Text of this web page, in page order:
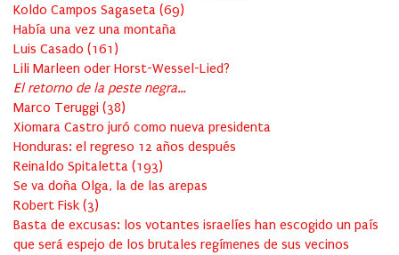
Koldo Campos Sagaseta (69)
Había una vez una montaña
Luis Casado (161 )
Lili Marleen oder Horst-Wessel-Lied?
El retorno de la peste negra…
Marco Teruggi (38)
Xiomara Castro juró como nueva presidenta
Honduras: el regreso 12 años después
Reinaldo Spitaletta (193)
Se va doña Olga, la de las arepas
Robert Fisk (3)
Basta de excusas: los votantes israelíes han escogido un país
que será espejo de los brutales regímenes de sus vecinos